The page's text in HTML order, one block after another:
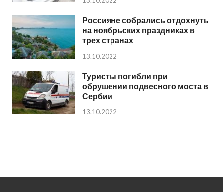
Россияне собрались отдохнуть
на ноябрьских праздниках в
трех странах
13.10.2022
Туристы погибли при
обрушении подвесного моста в
Сербии
13.10.2022